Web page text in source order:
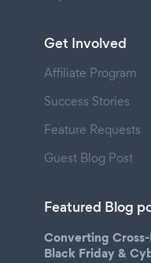
Get Involved
Affiliate Program
Success Stories
Feature Requests
Guest Blog Post
Featured Blog
Converting
Black Friday &